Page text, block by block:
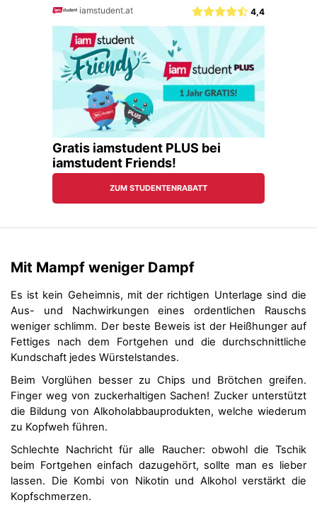
Mit Mampf weniger Dampf
Es ist kein Geheimnis, mit der richtigen Unterlage sind die
Aus- und Nachwirkungen eines ordentlichen Rauschs
weniger schlimm. Der beste Beweis ist der Heißhunger auf
Fettiges nach dem Fortgehen und die durchschnittliche
Kundschaft jedes Würstelstandes.
Beim Vorglühen besser zu Chips und Brötchen greifen.
Finger weg von zuckerhaltigen Sachen! Zucker unterstützt
die Bildung von Alkoholabbauprodukten, welche wiederum
zu Kopfweh führen.
Schlechte Nachricht für alle Raucher: obwohl die Tschik
beim Fortgehen einfach dazugehört, sollte man es lieber
lassen. Die Kombi von Nikotin und Alkohol verstärkt die
Kopfschmerzen.